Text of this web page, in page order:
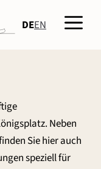
DEEN
Neben
Sie hier auch
speziell für